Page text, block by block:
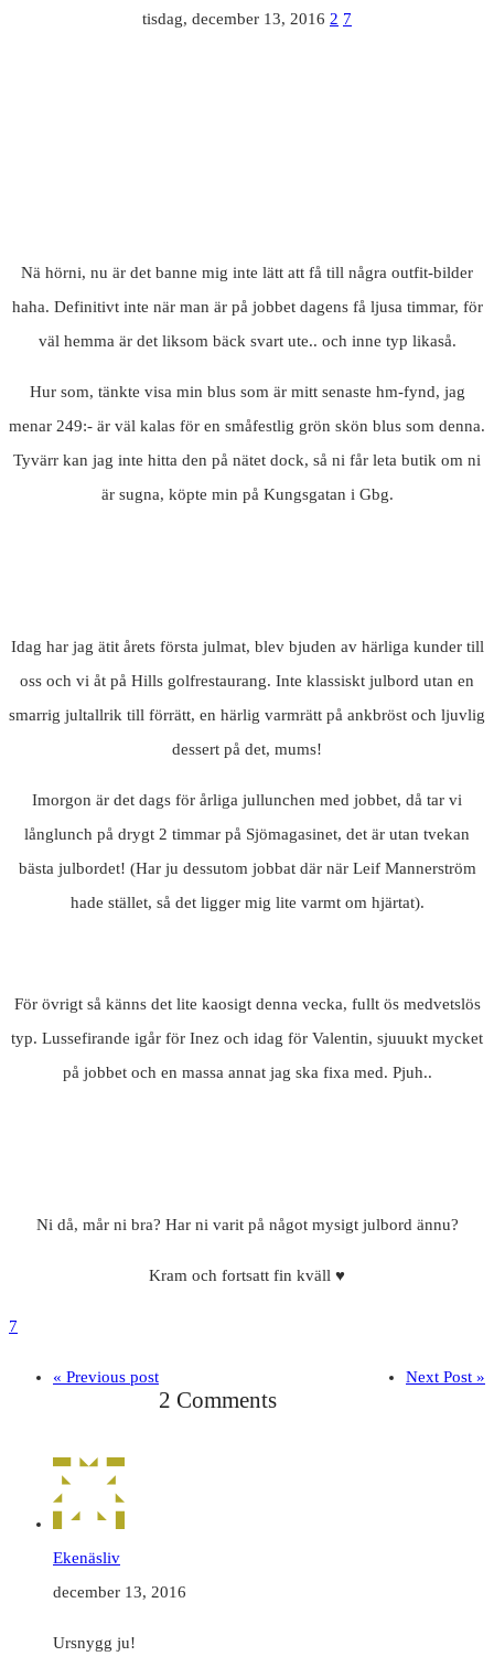
tisdag, december 13, 2016 2 7
Nä hörni, nu är det banne mig inte lätt att få till några outfit-bilder
haha. Definitivt inte när man är på jobbet dagens få ljusa timmar, för
väl hemma är det liksom bäck svart ute.. och inne typ likaså.
Hur som, tänkte visa min blus som är mitt senaste hm-fynd, jag
menar 249:- är väl kalas för en småfestlig grön skön blus som denna.
Tyvärr kan jag inte hitta den på nätet dock, så ni får leta butik om ni
är sugna, köpte min på Kungsgatan i Gbg.
Idag har jag ätit årets första julmat, blev bjuden av härliga kunder till
oss och vi åt på Hills golfrestaurang. Inte klassiskt julbord utan en
smarrig jultallrik till förrätt, en härlig varmrätt på ankbröst och ljuvlig
dessert på det, mums!
Imorgon är det dags för årliga jullunchen med jobbet, då tar vi
långlunch på drygt 2 timmar på Sjömagasinet, det är utan tvekan
bästa julbordet! (Har ju dessutom jobbat där när Leif Mannerström
hade stället, så det ligger mig lite varmt om hjärtat).
För övrigt så känns det lite kaosigt denna vecka, fullt ös medvetslös
typ. Lussefirande igår för Inez och idag för Valentin, sjuuukt mycket
på jobbet och en massa annat jag ska fixa med. Pjuh..
Ni då, mår ni bra? Har ni varit på något mysigt julbord ännu?
Kram och fortsatt fin kväll ♥
7
« Previous post Next Post »
2 Comments
Ekenäsliv
december 13, 2016
Ursnygg ju!